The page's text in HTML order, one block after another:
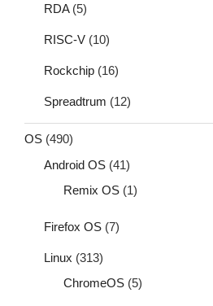
RDA(5)
RISC-V (10)
Rockchip (16)
Spreadtrum (12)
OS (490)
Android OS (41)
Remix OS (1)
Firefox OS (7)
Linux (313)
ChromeOS (5)